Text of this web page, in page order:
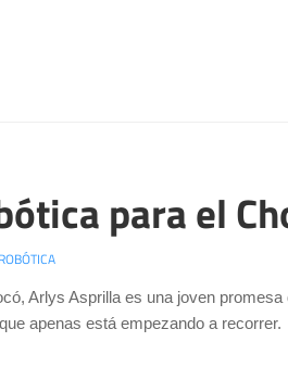
para el
ROBÓTICA
Arlys Asprilla es una joven
apenas está empezando a recorrer.